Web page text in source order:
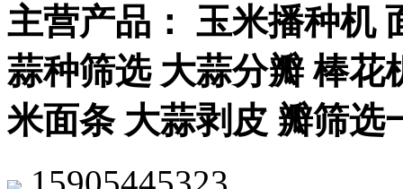
主营产品： 玉米播种机
蒜种筛选 大蒜分瓣 棒花
米面条 大蒜剥皮 瓣筛选